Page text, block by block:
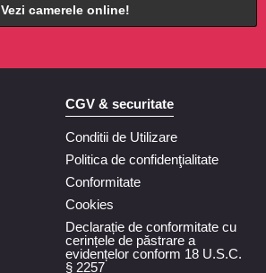
Vezi camerele online!
CGV & securitate
Conditii de Utilizare
Politica de confidenţialitate
Conformitate
Cookies
Declarație de conformitate cu
cerințele de păstrare a
evidențelor conform 18 U.S.C.
§ 2257